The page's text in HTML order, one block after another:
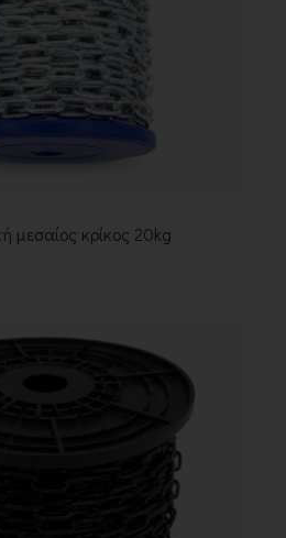
μεσαίος κρίκος 20kg